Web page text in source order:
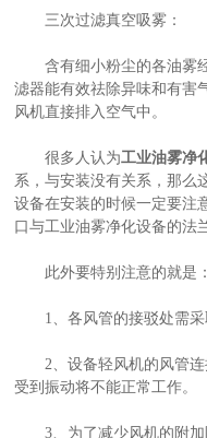
三次过滤真空吸雾：
含有细小粉尘的各油雾经
滤器能有效祛除异味和有害
风机直接排入空气中。
很多人认为工业油雾净
系，与安装没有关系，那么
设备在安装的时候一定要注
口与工业油雾净化设备的法
此外要特别注意的就是：
1、各风管的接驳处需采
2、设备轻风机的风管连
受到振动将不能正常工作。
3、为了减少风机的附加